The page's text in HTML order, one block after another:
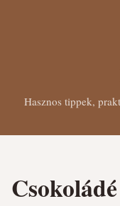
Hasznos tippek,
Csokoládé